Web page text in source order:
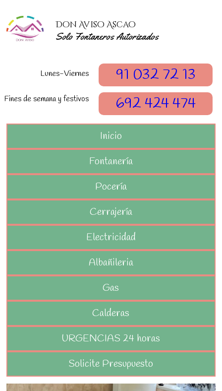
Don Aviso Ascao
Solo Fontaneros Autorizados
Lunes-Viernes 91 032 72 13
Fines de semana y festivos 692 424 474
Inicio
Fontanería
Pocería
Cerrajería
Electricidad
Albañileria
Gas
Calderas
URGENCIAS 24 horas
Solicite Presupuesto